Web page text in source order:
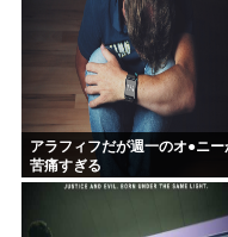
アラフィフだが週一のオ●ニー
苦痛すぎる